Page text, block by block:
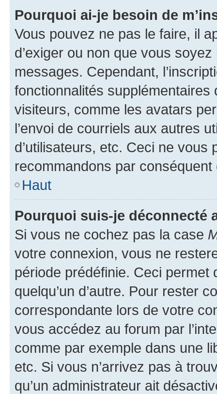
Pourquoi ai-je besoin de
Vous pouvez ne pas le faire, il
d’exiger ou non que vous
messages. Cependant,
fonctionnalités
visiteurs, comme les avatars
l’envoi de courriels aux autres
d’utilisateurs, etc. Ceci ne vous
recommandons par conséquent
Haut
Pourquoi suis-je déconnecté
Si vous ne cochez pas la case
votre connexion, vous ne
période prédéfinie. Ceci permet
quelqu’un d’autre. Pour rester
correspondante lors de votre
vous accédez au forum par
comme par exemple dans une
etc. Si vous n’arrivez pas à
qu’un administrateur ait